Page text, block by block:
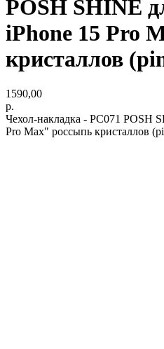
POSH SHINE
iPhone 15 Pro
кристаллов
1590,00
р.
Чехол-накладка - PC071 POSH
Pro Max" россыпь кристаллов